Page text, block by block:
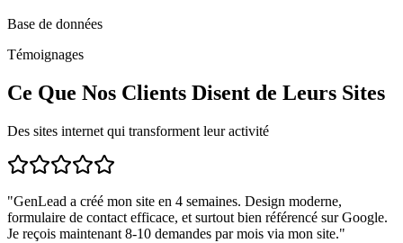
Base de données
Témoignages
Ce Que Nos Clients Disent de Leurs Sites
Des sites internet qui transforment leur activité
"GenLead a créé mon site en 4 semaines. Design moderne,
formulaire de contact efficace, et surtout bien référencé sur Google.
Je reçois maintenant 8-10 demandes par mois via mon site."